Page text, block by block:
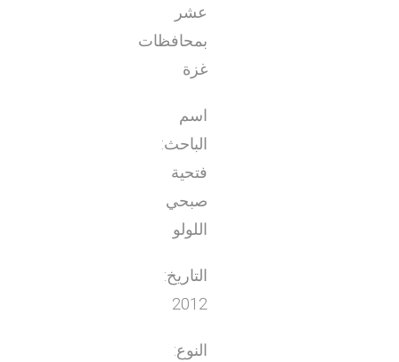
عشر
بمحافظات
غزة
اسم
الباحث:
فتحية
صبحي
اللولو
التاريخ:
2012
النوع: